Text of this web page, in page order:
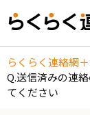
らくらく連絡網＋
Q.送信済みの連
てください